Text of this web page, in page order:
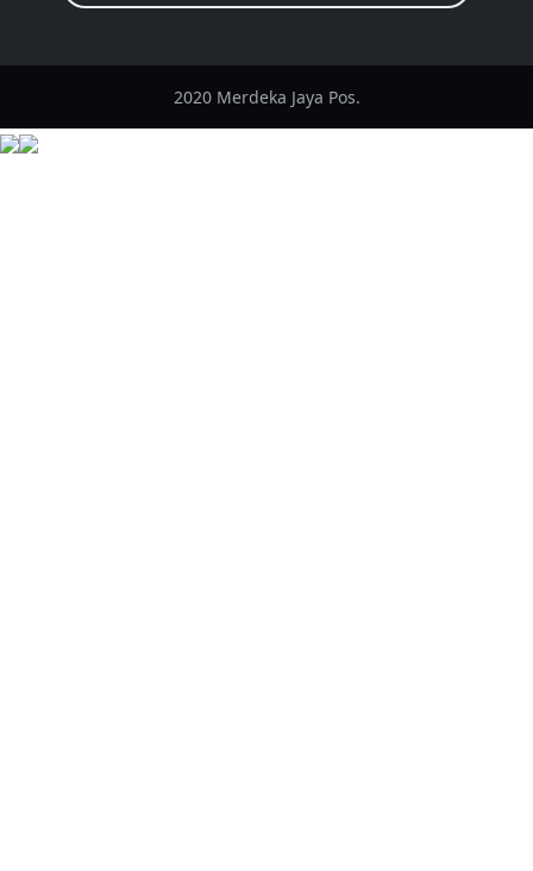
2020 Merdeka Jaya Pos.